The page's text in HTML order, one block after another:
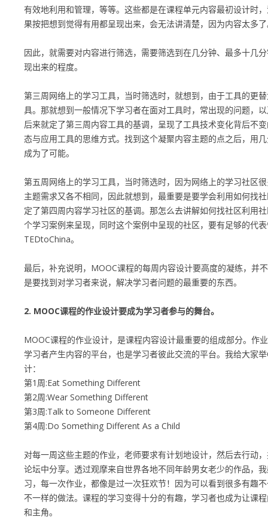
有效地利用和管理，等等。这些都是在课程单元内容最初设计时
果按把想到觉得有用都呈现出来，会无法讲清楚，因为内容太多
因此，就需要对内容进行筛选，需要筛选到在几分钟、最多十几
现出来的程度。
第三周网络上的学习工具，当时筛选时，就想到，由于工具的更
具。那就想到一般情况下学习者在面对工具时，常出现的问题，
后来就定了第三周内容工具的基调，呈现了工具技术变化背后不
态与应用工具的思维方式。找到这个凝聚内容主题的点之后，用
成为了可能。
第五周网络上的学习工具，当时筛选时，因为网络上的学习社区
主题需求又各不相同，因此就想到，最重要是要学会利用如何找
定了第四周内容学习社区的基调。那怎么去讲解如何找社区利用
个学习案例来呈现，同时这个案例中呈现的社区，要有足够的代
TEDtoChina。
最后，补充说明，MOOC课程的每周内容设计要高度的凝练，并
是要找到对学习者来说，解决学习者问题的最重要的东西。
2. MOOC课程的作业设计要成为学习者参与的舞台。
MOOC课程的作业设计，是课程内容设计最重要的组成部分。作
学习者产生内容的平台，也是学习者彼此交流的平台。我给大家
计：
第1周:Eat Something Different
第2周:Wear Something Different
第3周:Talk to Someone Different
第4周:Do Something Different As a Child
对每一周这些主题的作业，老师要求有计划地设计，然后去行动
论坛中分享。透过观摩来自世界各地不同年龄男女老少的作品，
习，每一次作业，都像是过一次狂欢节！因为可以看到很多有趣
不一样的做法。课程的学习变得十分的有趣，学习者也成为让课
和主角。